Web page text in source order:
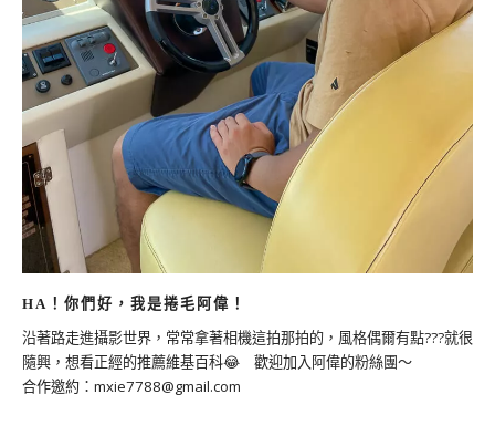
HA！你們好，我是捲毛阿偉！
沿著路走進攝影世界，常常拿著相機這拍那拍的，風格偶爾有點???就很
隨興，想看正經的推薦維基百科😂 歡迎加入阿偉的粉絲團～
合作邀約： mxie7788@gmail.com